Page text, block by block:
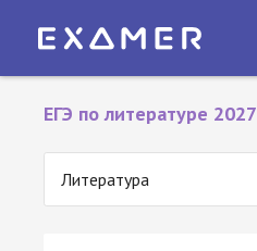
ЕГЭ по литературе 2027
Литература